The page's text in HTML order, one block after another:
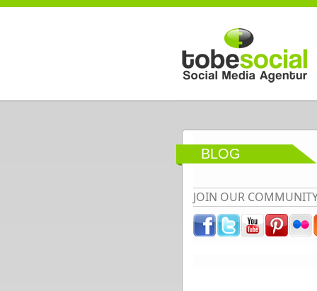
Direkt zum Inhalt
BLOG
JOIN OUR